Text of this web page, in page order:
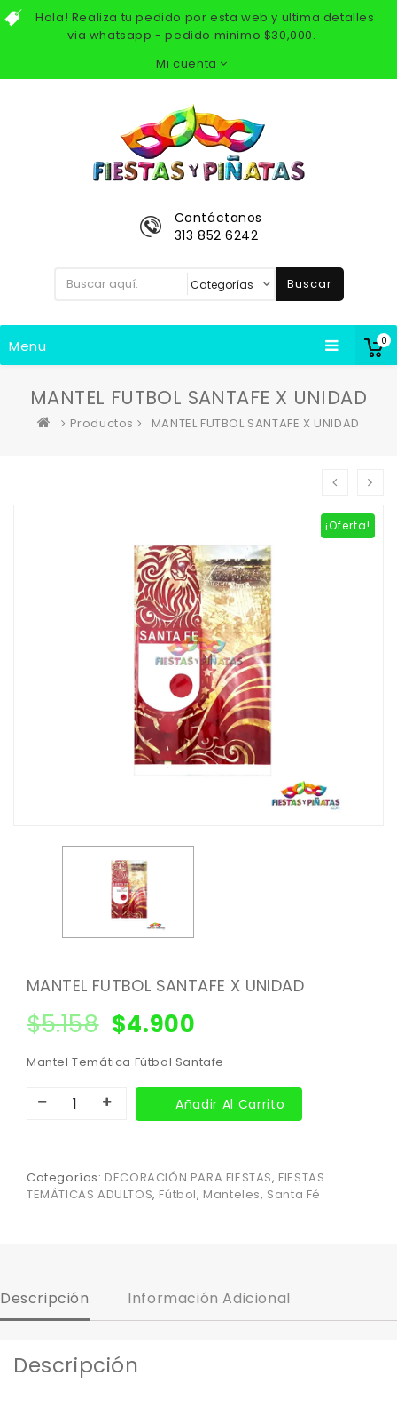
Hola! Realiza tu pedido por esta web y ultima detalles
via whatsapp - pedido minimo $30,000.
Mi cuenta
0
Contáctanos
313 852 6242
Buscar
Menu
MANTEL FUTBOL SANTAFE X UNIDAD
Productos MANTEL FUTBOL SANTAFE X UNIDAD
¡Oferta!
MANTEL FUTBOL SANTAFE X UNIDAD
$5.158 $4.900
Mantel Temática Fútbol Santafe
Añadir Al Carrito
Categorías: DECORACIÓN PARA FIESTAS, FIESTAS
TEMÁTICAS ADULTOS, Fútbol, Manteles, Santa Fé
Descripción Información Adicional
Descripción